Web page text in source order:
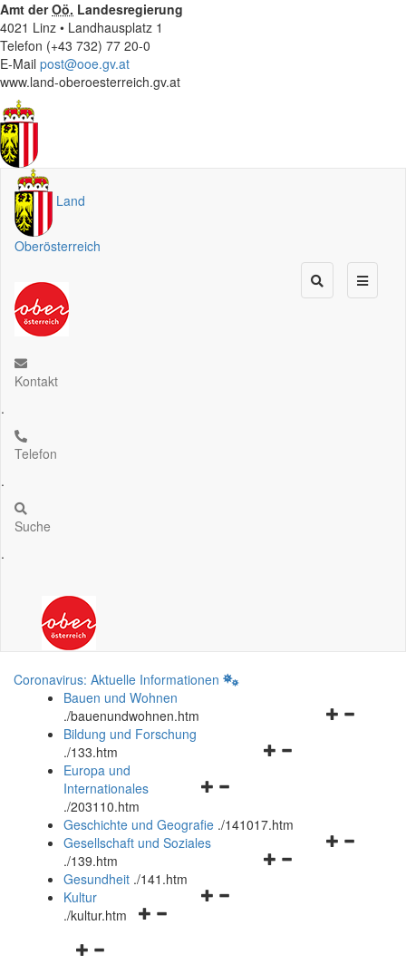
Amt derOö. Landesregierung
4021 Linz • Landhausplatz 1
Telefon (+43 732) 77 20-0
E-Mail post@ooe.gv.at
www.land-oberoesterreich.gv.at
Land
Oberösterreich
Kontakt
.
Telefon
.
Suche
.
Coronavirus: Aktuelle Informationen
Bauen und Wohnen
./bauenundwohnen.htm
Navigationsmenü
Bildung und Forschung
./133.htm
Navigationsmenü
und
schließen
Europa und
Internationales
./203110.htm
Geschichte und Geografie ./141017.htm
Navigationsmenü
Gesellschaft und Soziales
./139.htm
Navigationsmenü
Gesundheit ./141.htm
Navigationsmenü
Kultur
./kultur.htm
Navigationsmenü